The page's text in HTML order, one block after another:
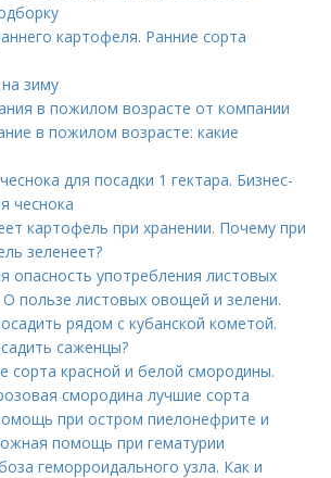
картофеля. Ранние сорта
зиму
в пожилом возрасте от компании
в пожилом возрасте: какие
для посадки 1 гектара. Бизнес-
чеснока
картофель при хранении. Почему при
зеленеет?
опасность употребления листовых
пользе листовых овощей и зелени.
рядом с кубанской кометой.
саженцы?
сорта красной и белой смородины.
смородина лучшие сорта
при остром пиелонефрите и
помощь при гематурии
геморроидального узла. Как и